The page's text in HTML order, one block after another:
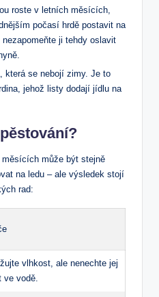
roste v letních měsících,
počasí hrdě postavit na
ji tehdy oslavit
která se nebojí zimy. Je to
jehož listy dodají jídlu na
může být stejně
na ledu – ale výsledek stojí
rad:
vlhkost, ale nenechte jej
ve vodě.